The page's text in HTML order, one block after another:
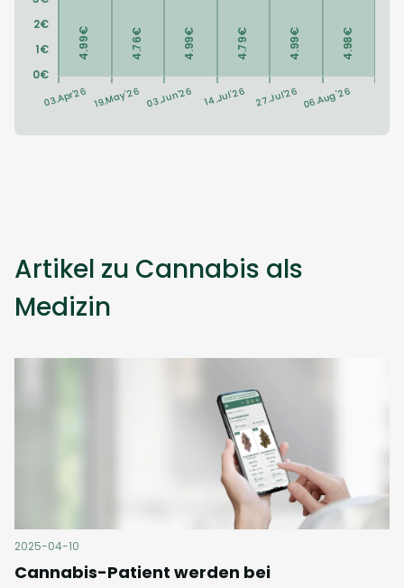
Artikel zu Cannabis als
Medizin
2025-04-10
Cannabis-Patient werden bei